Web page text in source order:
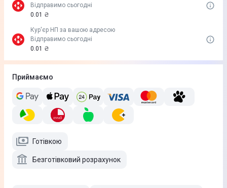
Відправимо сьогодні
0.01 ₴
Кур'єр НП за вашою адресою
Відправимо сьогодні
0.01 ₴
Приймаємо
Готівкою
Безготівковий розрахунок